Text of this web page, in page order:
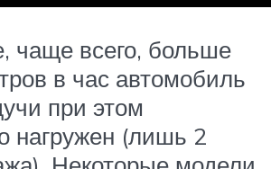
чаще всего, больше
в час автомобиль
при этом
нагружен (лишь 2